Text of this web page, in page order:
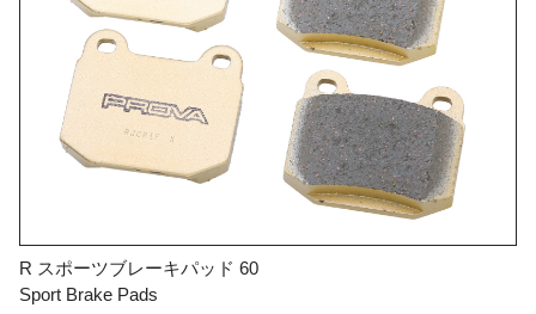
R スポーツブレーキパッド 60
Sport Brake Pads